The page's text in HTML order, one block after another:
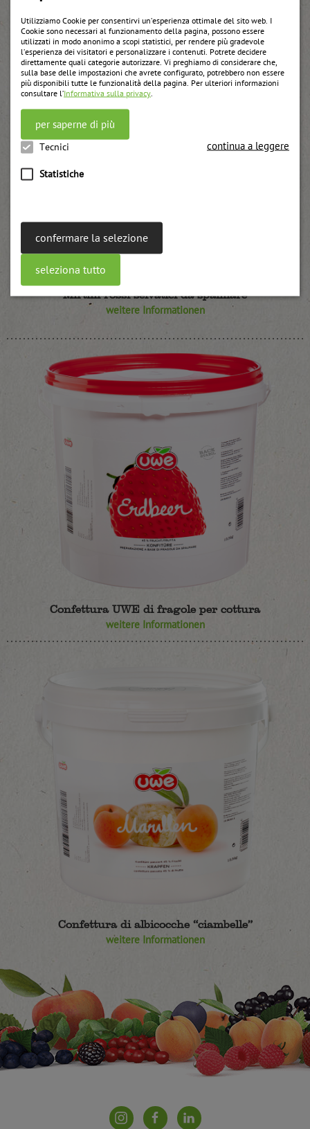
Utilizziamo Cookie per consentirvi un’esperienza ottimale del sito web. I
Cookie sono necessari al funzionamento della pagina, possono essere
utilizzati in modo anonimo a scopi statistici, per rendere più gradevole
l’esperienza dei visitatori e personalizzare i contenuti. Potrete decidere
direttamente quali categorie autorizzare. Vi preghiamo di considerare che,
sulla base delle impostazioni che avrete configurato, potrebbero non essere
più disponibili tutte le funzionalità della pagina. Per ulteriori informazioni
consultare l’Informativa sulla privacy
per saperne di più
Tecnici
Statistiche
continua a leggere
confermare la selezione
seleziona tutto
Mirtilli rossi selvatici da spalmare
weitere Informationen
Confettura UWE di fragole per cottura
weitere Informationen
Confettura di albicocche “ciambelle”
weitere Informationen